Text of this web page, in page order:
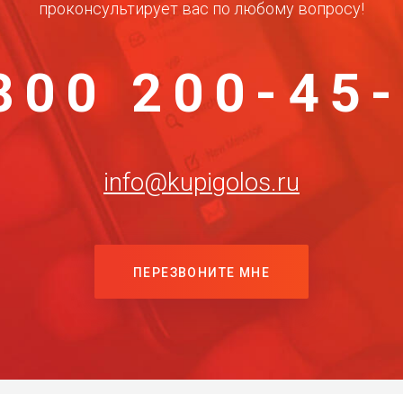
проконсультирует вас по любому вопросу!
200-
info@kupigolos.ru
ПЕРЕЗВОНИТЕ МНЕ